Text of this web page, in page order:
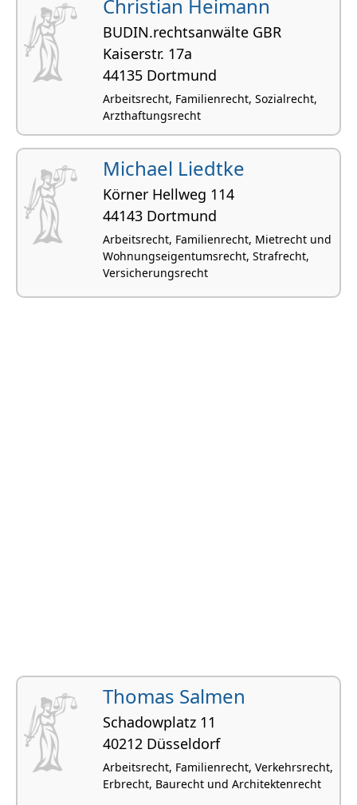
Christian Heimann
BUDIN.rechtsanwälte GBR
Kaiserstr. 17a
44135 Dortmund
Arbeitsrecht, Familienrecht, Sozialrecht,
Arzthaftungsrecht
Michael Liedtke
Körner Hellweg 114
44143 Dortmund
Arbeitsrecht, Familienrecht, Mietrecht und
Wohnungseigentumsrecht, Strafrecht,
Versicherungsrecht
Thomas Salmen
Schadowplatz 11
40212 Düsseldorf
Arbeitsrecht, Familienrecht, Verkehrsrecht,
Erbrecht, Baurecht und Architektenrecht